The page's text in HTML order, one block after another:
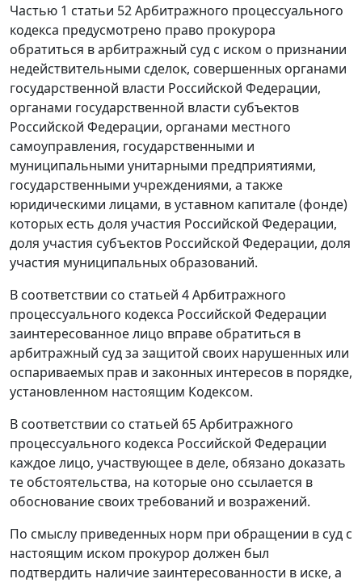
Частью 1 статьи 52Арбитражного процессуального
кодекса предусмотрено право прокурора
обратиться в арбитражный суд с иском о признании
недействительными сделок, совершенных органами
государственной власти Российской Федерации,
органами государственной власти субъектов
Российской Федерации, органами местного
самоуправления, государственными и
муниципальными унитарными предприятиями,
государственными учреждениями, а также
юридическими лицами, в уставном капитале (фонде)
которых есть доля участия Российской Федерации,
доля участия субъектов Российской Федерации, доля
участия муниципальных образований.
В соответствии со статьей 4Арбитражного
процессуального кодекса Российской Федерации
заинтересованное лицо вправе обратиться в
арбитражный суд за защитой своих нарушенных или
оспариваемых прав и законных интересов в порядке,
установленном настоящим Кодексом.
В соответствии со статьей 65Арбитражного
процессуального кодекса Российской Федерации
каждое лицо, участвующее в деле, обязано доказать
те обстоятельства, на которые оно ссылается в
обоснование своих требований и возражений.
По смыслу приведенных норм при обращении в суд с
настоящим иском прокурор должен был
подтвердить наличие заинтересованности в иске, а